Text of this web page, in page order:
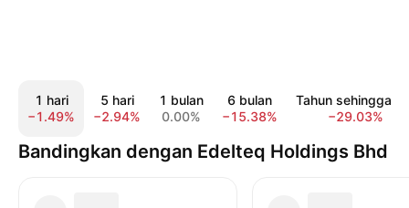
1 hari
−1.49%
5 hari
−2.94%
1 bulan
0.00%
6 bulan
−15.38%
Tahun sehingga
−29.03%
Bandingkan dengan Edelteq Holdings Bhd